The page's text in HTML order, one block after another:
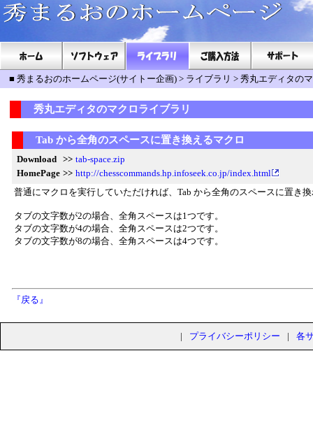
■ 秀まるおのホームページ(サイトー企画) > ライブラリ > 秀丸エディタの
秀丸エディタのマクロライブラリ
Tab から全角のスペースに置き換えるマクロ
Download >> tab-space.zip
HomePage >> http://chesscommands.hp.infoseek.co.jp/index.html
普通にマクロを実行していただければ、Tab から全角のスペースに置き
タブの文字数が2の場合、全角スペースは1つです。
タブの文字数が4の場合、全角スペースは2つです。
タブの文字数が8の場合、全角スペースは4つです。
『戻る』
| プライバシーポリシー | 各